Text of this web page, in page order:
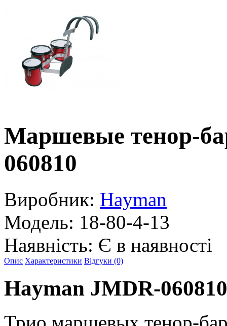
Маршевые тенор-
060810
Виробник: Hayman
Модель: 18-80-4-13
Наявність: Є в наявності
Опис Характеристики Відгуки (0)
Hayman JMDR-060810